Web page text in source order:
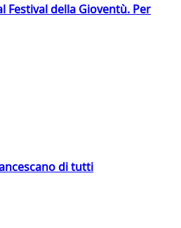
Festival della Gioventù. Per
di tutti